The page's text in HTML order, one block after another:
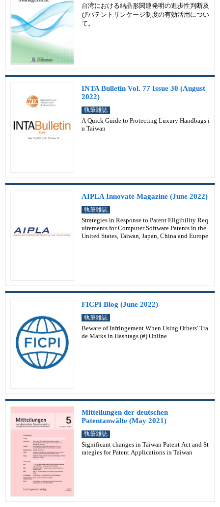
台湾における結晶形関連発明の進歩性判断及
びパテントリンケージ制度の有効活用につい
て。
INTA Bulletin Vol. 77 Issue 30 (August
2022)
執筆雑誌
A Quick Guide to Protecting Luxury Handbags i
n Taiwan
AIPLA Innovate Magazine (June 2022)
執筆雑誌
Strategies in Response to Patent Eligibility Req
uirements for Computer Software Patents in the
United States, Taiwan, Japan, China and Europe
FICPI Blog (June 2022)
執筆雑誌
Beware of Infringement When Using Others' Tra
de Marks in Hashtags (#) Online
Mitteilungen der deutschen
Patentanwälte (May 2021)
執筆雑誌
Significant changes in Taiwan Patent Act and St
rategies for Patent Applications in Taiwan